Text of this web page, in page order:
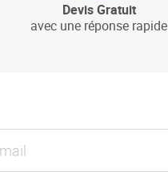
Devis Gratuit
avec une réponse rapide